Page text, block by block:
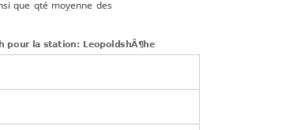
que qté moyenne des